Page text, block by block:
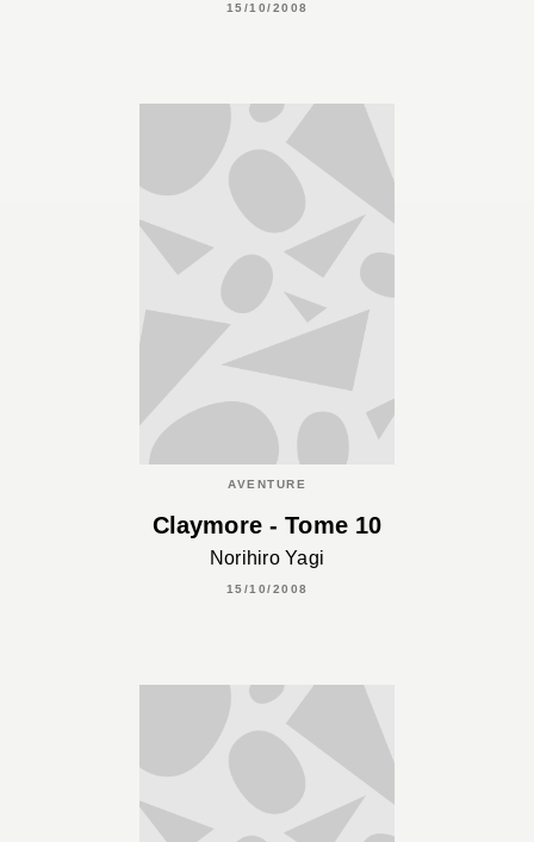
15/10/2008
AVENTURE
Claymore - Tome 10
Norihiro Yagi
15/10/2008